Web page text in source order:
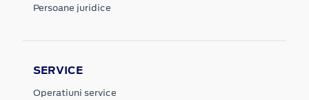
Persoane juridice
SERVICE
Operatiuni service